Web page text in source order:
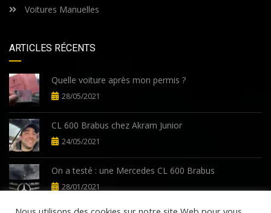
Voitures Manuelles
ARTICLES RÉCENTS
Quelle voiture après mon permis ?
28/05/2021
CL 600 Brabus chez Akram Junior
24/05/2021
On a testé : une Mercedes CL 600 Brabus
28/01/2021